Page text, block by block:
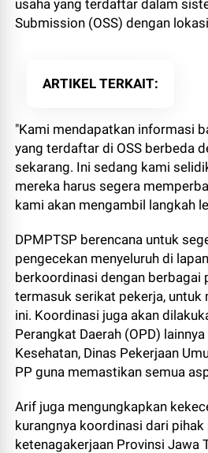
usaha yang terdaftar dalam
Submission (OSS) dengan
ARTIKEL TERKAIT
"Kami mendapatkan informasi
yang terdaftar di OSS berbeda
sekarang. Ini sedang kami
mereka harus segera
kami akan mengambil langkah
DPMPTSP berencana untuk
pengecekan menyeluruh di
berkoordinasi dengan berbagai
termasuk serikat pekerja, untuk
ini. Koordinasi juga akan
Perangkat Daerah (OPD)
Kesehatan, Dinas Pekerjaan
PP guna memastikan semua
Arif juga mengungkapkan
kurangnya koordinasi dari pihak
ketenagakerjaan Provinsi Jawa